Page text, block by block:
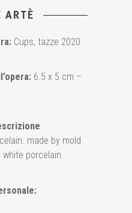
ARTÈ
Cups, tazze 2020
6.5 x 5 cm –
made by mold
white porcelain.